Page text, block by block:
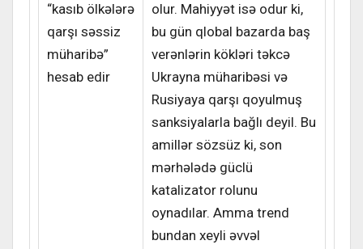
“kasıb ölkələrə
qarşı səssiz
müharibə”
hesab edir
olur. Mahiyyət isə odur ki,
bu gün qlobal bazarda baş
verənlərin kökləri təkcə
Ukrayna müharibəsi və
Rusiyaya qarşı qoyulmuş
sanksiyalarla bağlı deyil. Bu
amillər sözsüz ki, son
mərhələdə güclü
katalizator rolunu
oynadılar. Amma trend
bundan xeyli əvvəl